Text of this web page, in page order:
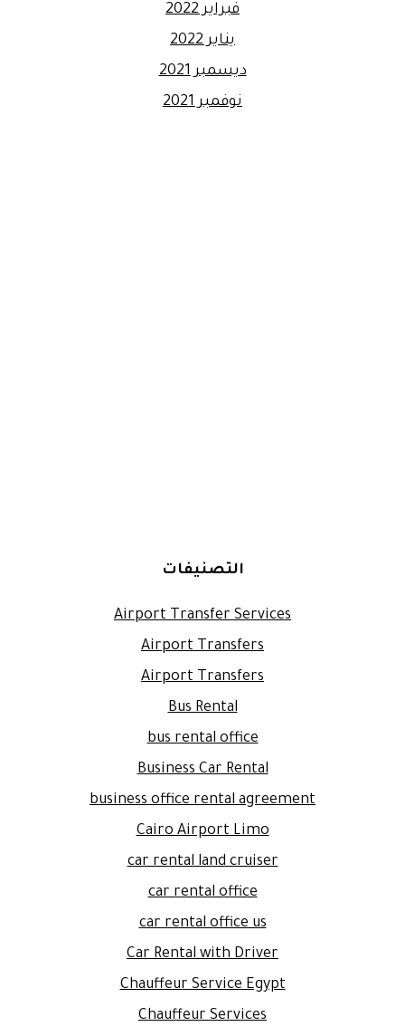
فبراير 2022
يناير 2022
ديسمبر 2021
نوفمبر 2021
التصنيفات
Airport Transfer Services
Airport Transfers
Airport Transfers
Bus Rental
bus rental office
Business Car Rental
business office rental agreement
Cairo Airport Limo
car rental land cruiser
car rental office
car rental office us
Car Rental with Driver
Chauffeur Service Egypt
Chauffeur Services